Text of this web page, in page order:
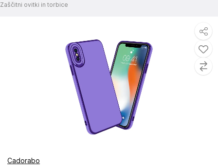
Zaščitni ovitki in torbice
Cadorabo